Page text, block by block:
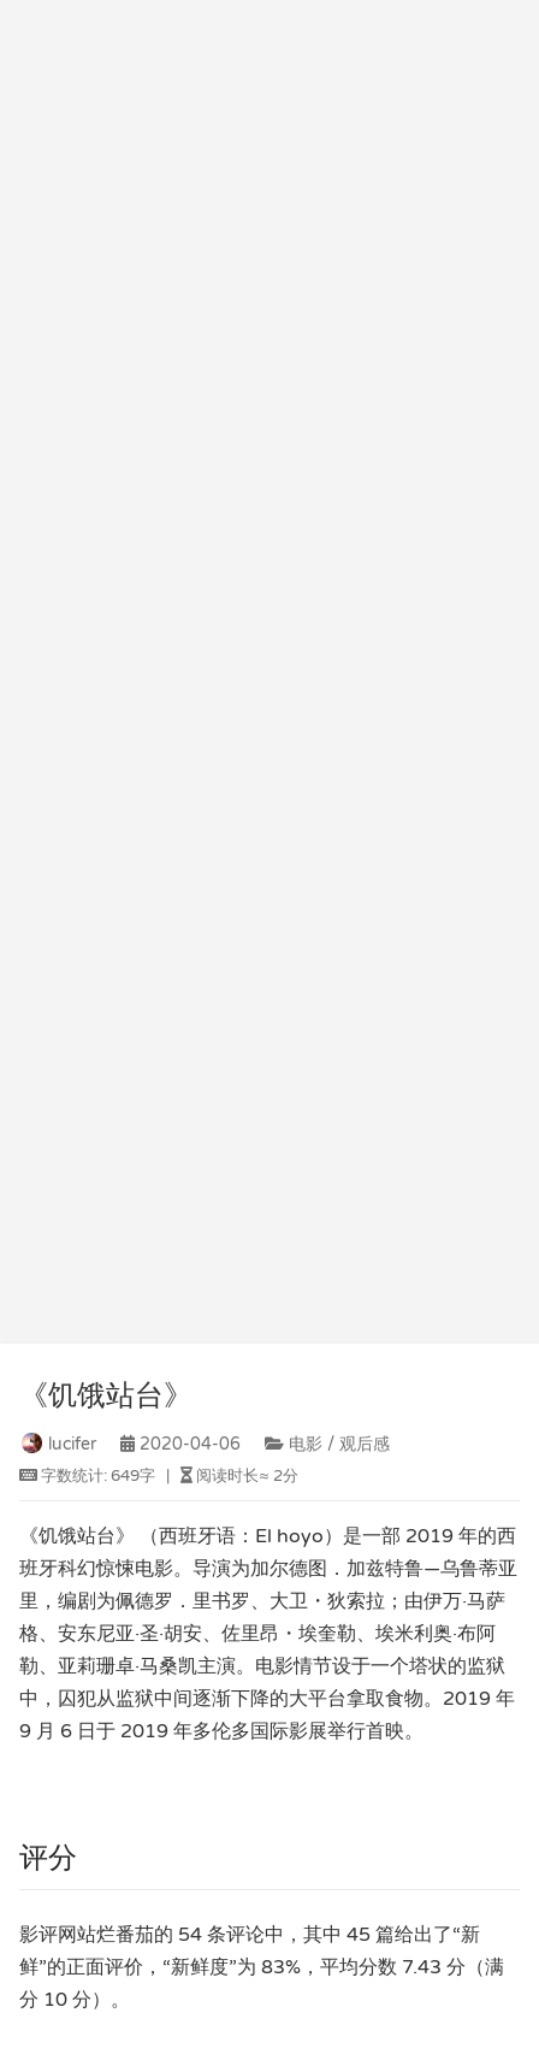
《饥饿站台》
lucifer 2020-04-06 电影 / 观后感
字数统计:649字 阅读时长≈ 2分
《饥饿站台》 （西班牙语：El hoyo）是一部 2019 年的西
班牙科幻惊悚电影。导演为加尔德图．加兹特鲁—乌鲁蒂亚
里，编剧为佩德罗．里书罗、大卫・狄索拉；由伊万·马萨
格、安东尼亚·圣·胡安、佐里昂・埃奎勒、埃米利奥·布阿
勒、亚莉珊卓·马桑凯主演。电影情节设于一个塔状的监狱
中，囚犯从监狱中间逐渐下降的大平台拿取食物。2019 年
9 月 6 日于 2019 年多伦多国际影展举行首映。
评分
影评网站烂番茄的 54 条评论中，其中 45 篇给出了“新
鲜”的正面评价，“新鲜度”为 83%，平均分数 7.43 分（满
分 10 分）。